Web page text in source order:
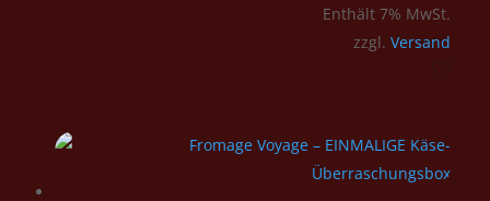
Enthält 7% MwSt.
zzgl. Versand